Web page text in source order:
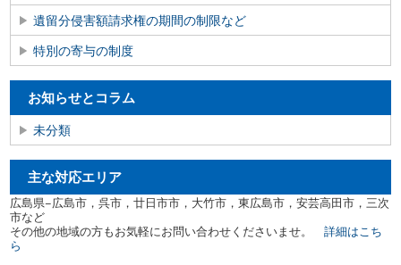
遺留分侵害額請求権の期間の制限など
特別の寄与の制度
お知らせとコラム
未分類
主な対応エリア
広島県−広島市，呉市，廿日市市，大竹市，東広島市，安芸高田市，三次
市など
その他の地域の方もお気軽にお問い合わせくださいませ。詳細はこち
ら